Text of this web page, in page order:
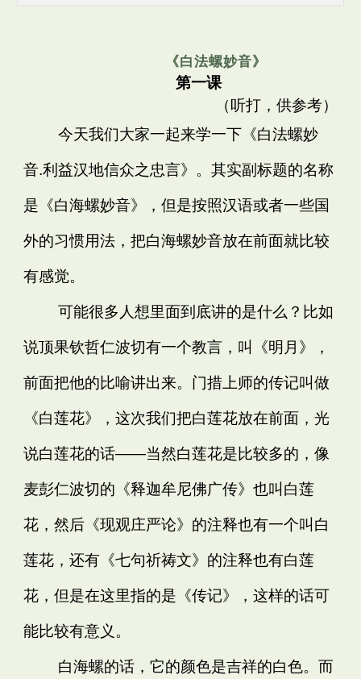
《白法螺妙音》
第一课
（听打，供参考）
今天我们大家一起来学一下《白法螺妙
音.利益汉地信众之忠言》。其实副标题的名称
是《白海螺妙音》，但是按照汉语或者一些国
外的习惯用法，把白海螺妙音放在前面就比较
有感觉。
可能很多人想里面到底讲的是什么？比如
说顶果钦哲仁波切有一个教言，叫《明月》，
前面把他的比喻讲出来。门措上师的传记叫做
《白莲花》，这次我们把白莲花放在前面，光
说白莲花的话——当然白莲花是比较多的，像
麦彭仁波切的《释迦牟尼佛广传》也叫白莲
花，然后《现观庄严论》的注释也有一个叫白
莲花，还有《七句祈祷文》的注释也有白莲
花，但是在这里指的是《传记》，这样的话可
能比较有意义。
白海螺的话，它的颜色是吉祥的白色。而